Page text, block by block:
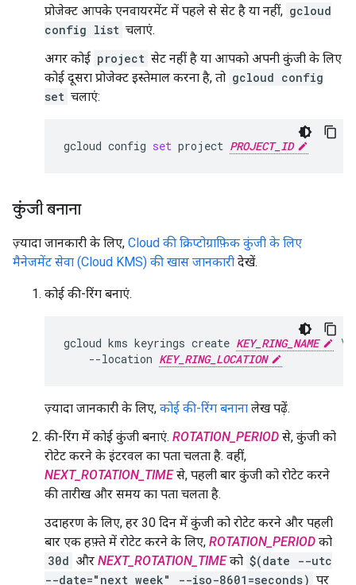
प्रोजेक्ट आपके एनवायरमेंट में पहले से सेट है या नहीं, gcloud
config list चलाएं.
अगर कोई project सेट नहीं है या आपको अपनी कुंजी के लिए
कोई दूसरा प्रोजेक्ट इस्तेमाल करना है, तो gcloud config
set चलाएं:
gcloud config set project PROJECT_ID
कुंजी बनाना
ज़्यादा जानकारी के लिए, Cloud की क्रिप्टोग्राफ़िक कुंजी के लिए
मैनेजमेंट सेवा (Cloud KMS) की खास जानकारी देखें.
कोई की-रिंग बनाएं.
gcloud kms keyrings create KEY_RING_NAME
\
--location KEY_RING_LOCATION
ज़्यादा जानकारी के लिए, कोई की-रिंग बनाना लेख पढ़ें.
की-रिंग में कोई कुंजी बनाएं. ROTATION_PERIOD से, कुंजी को
रोटेट करने के इंटरवल का पता चलता है. वहीं,
NEXT_ROTATION_TIMEसे, पहली बार कुंजी को रोटेट करने
की तारीख और समय का पता चलता है.
उदाहरण के लिए, हर 30 दिन में कुंजी को रोटेट करने और पहली
बार एक हफ़्ते में रोटेट करने के लिए, ROTATION_PERIOD को
30d और NEXT_ROTATION_TIMEको $(date --utc
--date="next week" --iso-8601=seconds) पर